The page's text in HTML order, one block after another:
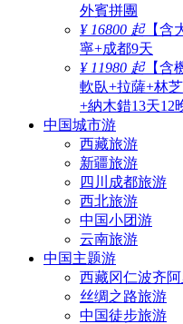
外賓拼團
¥ 16800 起【含
寧+成都9天
¥ 11980 起【含
軟臥+拉薩+林
+納木錯13天12
中国城市游
西藏旅游
新疆旅游
四川成都旅游
西北旅游
中国小团游
云南旅游
中国主题游
西藏冈仁波齐
丝绸之路旅游
中国徒步旅游